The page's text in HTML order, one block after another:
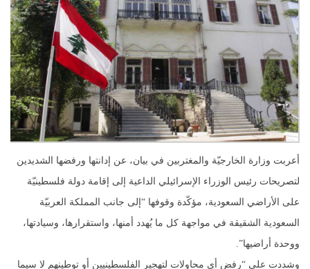
أعربت وزارة الخارجيّة والمغتربين في بيان، عن إدانتها ورفضها الشديدين
لتصريحات رئيس الوزراء الإسرائيلي الداعية إلى إقامة دولة فلسطينيّة
على الأراضي السعودية، مؤكّدة وقوفها “إلى جانب المملكة العربيّة
السعودية الشقيقة في مواجهة كل ما يُهدد أمنها، واستقرارها، وسيادتها،
ووحدة أراضيها”.
وشددت على “رفض أي محاولات لتهجير الفلسطينيين أو توطينهم لا سيما